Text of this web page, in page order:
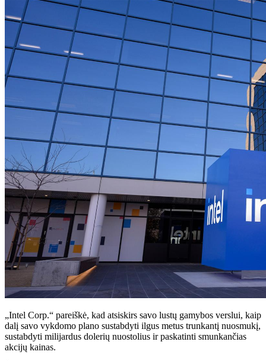
„Intel Corp.“ pareiškė, kad atsiskirs savo lustų gamybos verslui, kaip
dalį savo vykdomo plano sustabdyti ilgus metus trunkantį nuosmukį,
sustabdyti milijardus dolerių nuostolius ir paskatinti smunkančias
akcijų kainas.